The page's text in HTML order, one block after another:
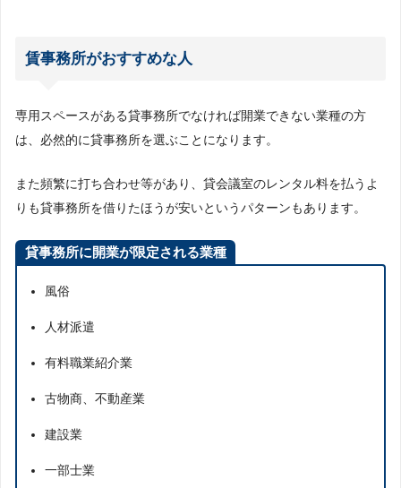
賃事務所がおすすめな人
専用スペースがある貸事務所でなければ開業できない業種の方
は、必然的に貸事務所を選ぶことになります。
また頻繁に打ち合わせ等があり、貸会議室のレンタル料を払うよ
りも貸事務所を借りたほうが安いというパターンもあります。
貸事務所に開業が限定される業種
風俗
人材派遣
有料職業紹介業
古物商、不動産業
建設業
一部士業